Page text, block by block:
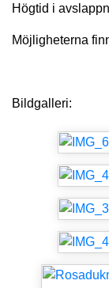
Högtid i
Möjligheterna
Bildgalleri: